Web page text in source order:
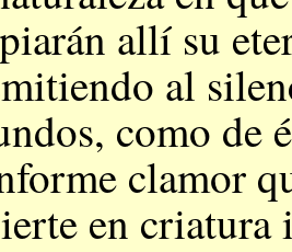
allí su
al
como de
clamor
en criatura